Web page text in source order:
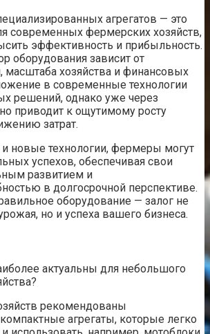
агрегатов — это
современных фермерских хозяйств,
эффективность и прибыльность.
оборудования зависит от
масштаба хозяйства и финансовых
в современные технологии
решений, однако уже через
приводит к ощутимому росту
затрат.
новые технологии, фермеры могут
успехов, обеспечивая свои
развитием и
в долгосрочной перспективе.
оборудование — залог не
но и успеха вашего бизнеса.
актуальны для небольшого
рекомендованы
агрегаты, которые легко